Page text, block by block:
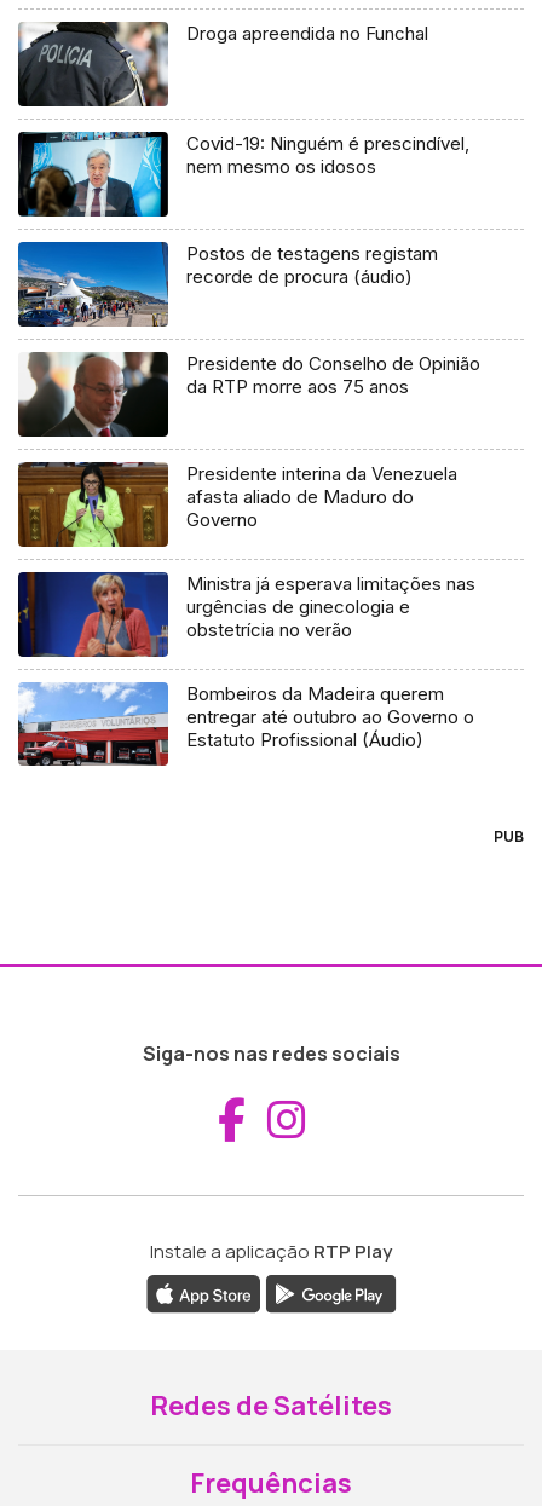
Droga apreendida no Funchal
Covid-19: Ninguém é prescindível,
nem mesmo os idosos
Postos de testagens registam
recorde de procura (áudio)
Presidente do Conselho de Opinião
da RTP morre aos 75 anos
Presidente interina da Venezuela
afasta aliado de Maduro do
Governo
Ministra já esperava limitações nas
urgências de ginecologia e
obstetrícia no verão
Bombeiros da Madeira querem
entregar até outubro ao Governo o
Estatuto Profissional (Áudio)
PUB
Siga-nos nas redes sociais
Aceder ao
Instale a aplicação RTP Play
Redes de Satélites
Frequências